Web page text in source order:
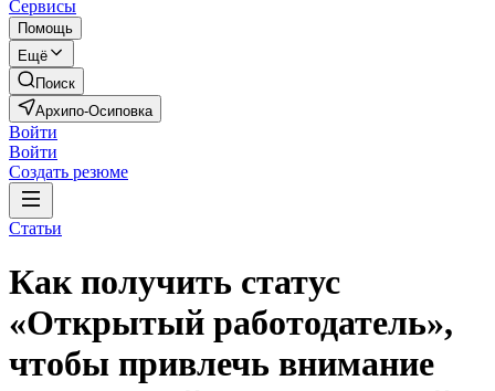
Сервисы
Помощь
Ещё
Поиск
Архипо-Осиповка
Войти
Войти
Создать резюме
Статьи
Как получить статус
«Открытый работодатель»,
чтобы привлечь внимание